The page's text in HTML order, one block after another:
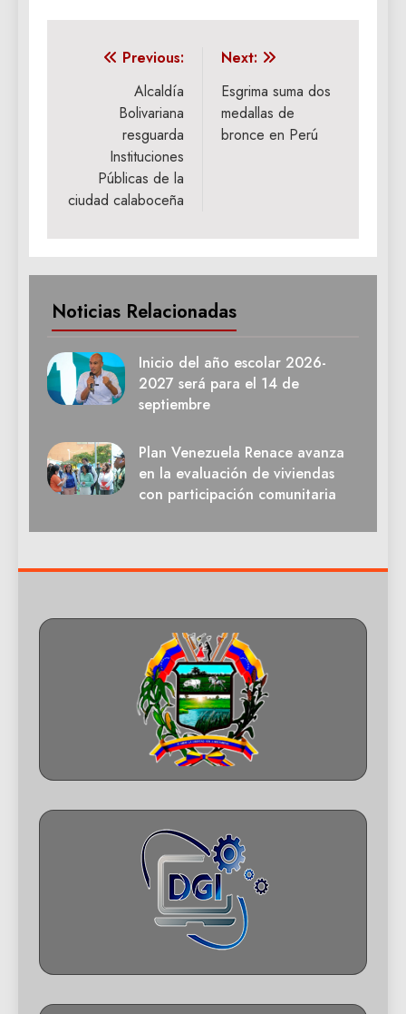
Navegación
entradas
Previous:
Alcaldía
Bolivariana
resguarda
Instituciones
Públicas de la
ciudad calaboceña
Next:
Esgrima suma dos
medallas de
bronce en Perú
Noticias Relacionadas
Inicio del año escolar 2026-
2027 será para el 14 de
septiembre
Plan Venezuela Renace avanza
en la evaluación de viviendas
con participación comunitaria